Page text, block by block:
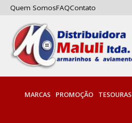
Quem SomosFAQContato
MARCAS PROMOÇÃO TESOURAS